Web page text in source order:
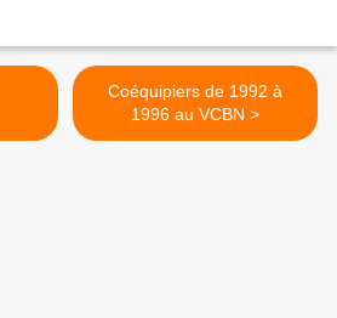
Coéquipiers de 1992 à
1996 au VCBN >